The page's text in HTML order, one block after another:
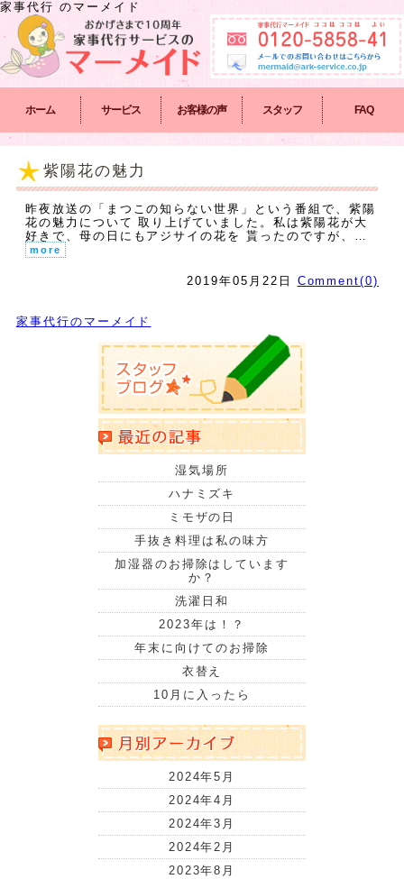
家事代行 のマーメイド
ホーム サービス お客様の声 スタッフ FAQ
紫陽花の魅力
昨夜放送の「まつこの知らない世界」という番組で、紫陽
花の魅力について 取り上げていました。私は紫陽花が大
好きで、母の日にもアジサイの花を 貰ったのですが、…
more
2019年05月22日 Comment(0)
家事代行のマーメイド
湿気場所
ハナミズキ
ミモザの日
手抜き料理は私の味方
加湿器のお掃除はしています
か？
洗濯日和
2023年は！？
年末に向けてのお掃除
衣替え
10月に入ったら
2024年5月
2024年4月
2024年3月
2024年2月
2023年8月